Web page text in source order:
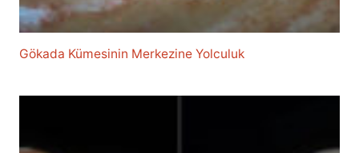
Gökada Kümesinin Merkezine Yolculuk